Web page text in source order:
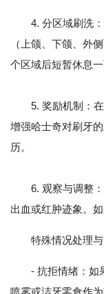
4. 分区域刷洗：
（上颌、下颌、外
个区域后短暂休息
5. 奖励机制：在
增强哈士奇对刷牙
历。
6. 观察与调整：
出血或红肿迹象。
特殊情况处理
- 抗拒情绪：如
喷雾或洁牙零食作